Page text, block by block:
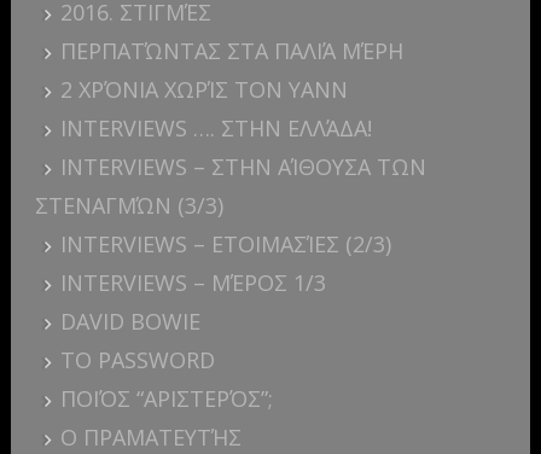
2016. ΣΤΙΓΜΈΣ
ΠΕΡΠΑΤΏΝΤΑΣ ΣΤΑ ΠΑΛΙΆ ΜΈΡΗ
2 ΧΡΌΝΙΑ ΧΩΡΊΣ ΤΟΝ YANN
INTERVIEWS …. ΣΤΗΝ ΕΛΛΆΔΑ!
INTERVIEWS – ΣΤΗΝ ΑΊΘΟΥΣΑ ΤΩΝ
ΣΤΕΝΑΓΜΏΝ (3/3)
INTERVIEWS – ΕΤΟΙΜΑΣΊΕΣ (2/3)
INTERVIEWS – ΜΈΡΟΣ 1/3
DAVID BOWIE
ΤΟ PASSWORD
ΠΟΙΌΣ “ΑΡΙΣΤΕΡΌΣ”;
Ο ΠΡΑΜΑΤΕΥΤΉΣ